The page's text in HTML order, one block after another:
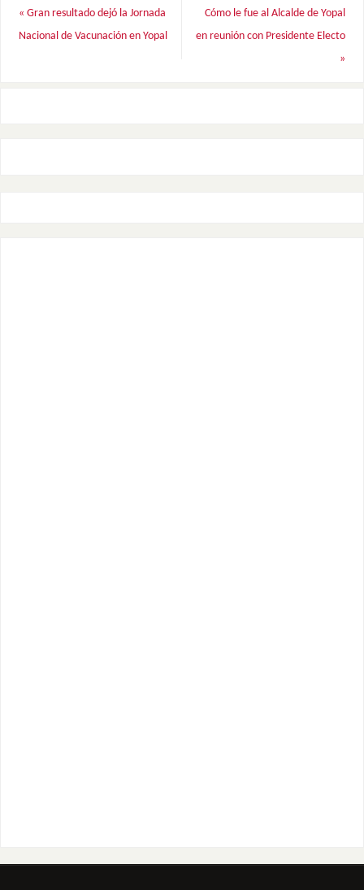
« Gran resultado dejó la Jornada
Nacional de Vacunación en Yopal
Cómo le fue al Alcalde de Yopal
en reunión con Presidente Electo
»